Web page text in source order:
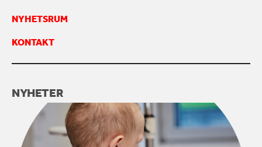
KONTAKTA OSS
NYHETSRUM
KONTAKT
NYHETER